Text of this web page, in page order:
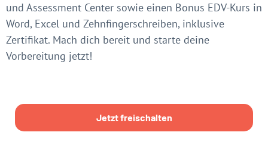
und Assessment Center sowie einen Bonus EDV-Kurs in
Word, Excel und Zehnfingerschreiben, inklusive
Zertifikat. Mach dich bereit und starte deine
Vorbereitung jetzt!
Jetzt freischalten